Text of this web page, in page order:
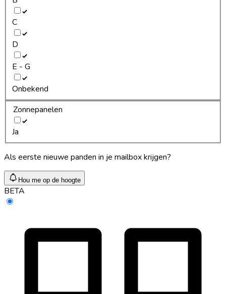
C
D
E - G
Onbekend
Zonnepanelen
Ja
Als eerste nieuwe panden in je mailbox krijgen?
Hou me op de hoogte
BETA